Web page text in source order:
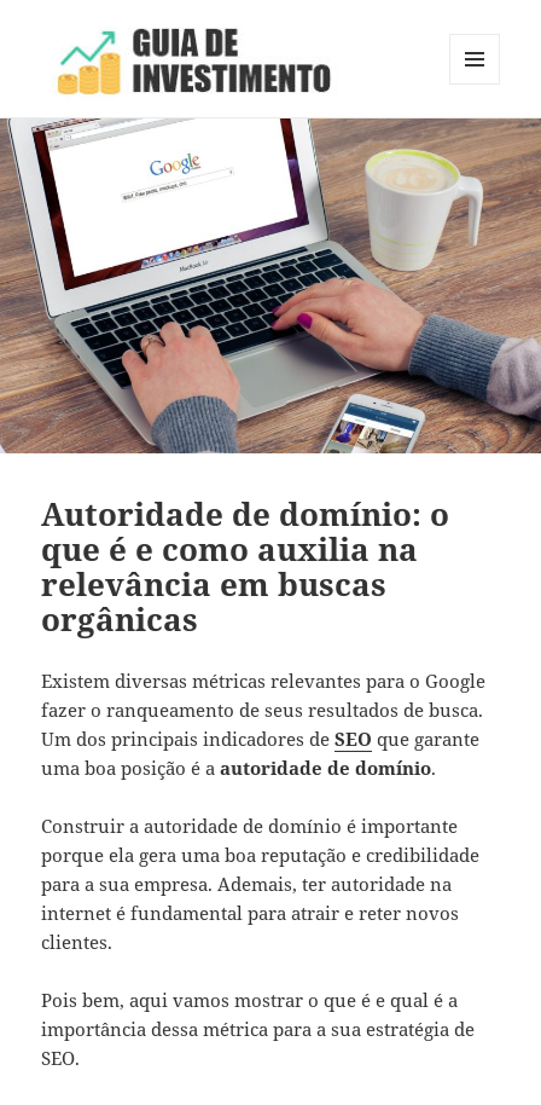
Guia de Investimento
E
WIDGETS
Autoridade de domínio: o
que é e como auxilia na
relevância em buscas
orgânicas
Existem diversas métricas relevantes para o Google
fazer o ranqueamento de seus resultados de busca.
Um dos principais indicadores deSEO que garante
uma boa posição é aautoridade de domínio.
Construir a autoridade de domínio é importante
porque ela gera uma boa reputação e credibilidade
para a sua empresa. Ademais, ter autoridade na
internet é fundamental para atrair e reter novos
clientes.
Pois bem, aqui vamos mostrar o que é e qual é a
importância dessa métrica para a sua estratégia de
SEO.